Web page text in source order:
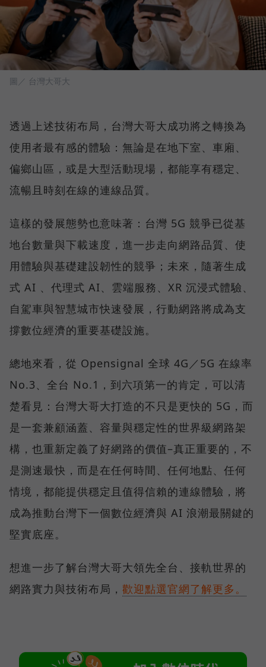
圖／ 台灣大哥大
透過上述技術布局，台灣大哥大成功將之轉換為
使用者最有感的體驗：無論是在地下室、車廂、
偏鄉山區，或是大型活動現場，都能享有穩定、
流暢且時刻在線的連線品質。
這樣的發展態勢也意味著：台灣 5G 競爭已從基
地台數量與下載速度，進一步走向網路品質、使
用體驗與基礎建設韌性的競爭；未來，隨著生成
式 AI 、代理式 AI、雲端服務、XR 沉浸式體驗、
自駕車與智慧城市快速發展，行動網路將成為支
撐數位經濟的重要基礎設施。
總地來看，從 Opensignal 全球 4G／5G 在線率
No.3、全台 No.1，到六項第一的肯定，可以清
楚看見：台灣大哥大打造的不只是更快的 5G，而
是一套兼顧涵蓋、容量與穩定性的世界級網路架
構，也重新定義了好網路的價值–真正重要的，不
是測速最快，而是在任何時間、任何地點、任何
情境，都能提供穩定且值得信賴的連線體驗，將
成為推動台灣下一個數位經濟與 AI 浪潮最關鍵的
堅實底座。
想進一步了解台灣大哥大領先全台、接軌世界的
網路實力與技術布局， 歡迎點選官網了解更多。